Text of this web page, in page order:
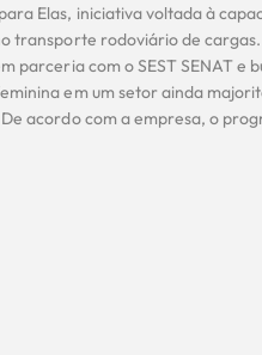
Elas, iniciativa voltada à
transporte rodoviário de
parceria com o SEST SENAT e
em um setor ainda
acordo com a empresa, o